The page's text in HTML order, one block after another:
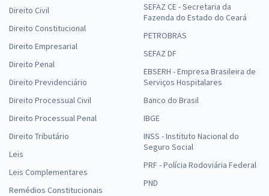
Direito Civil
Direito Constitucional
Direito Empresarial
Direito Penal
Direito Previdenciário
Direito Processual Civil
Direito Processual Penal
Direito Tributário
Leis
Leis Complementares
Remédios Constitucionais
SEFAZ CE - Secretaria da
Fazenda do Estado do Ceará
PETROBRAS
SEFAZ DF
EBSERH - Empresa Brasileira de
Serviços Hospitalares
Banco do Brasil
IBGE
INSS - Instituto Nacional do
Seguro Social
PRF - Polícia Rodoviária Federal
PND